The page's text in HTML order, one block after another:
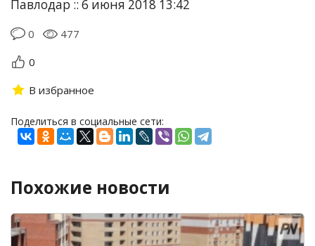
Павлодар :: 6 июня 2018 13:42
0
477
0
В избранное
Поделиться в социальные сети:
Похожие новости